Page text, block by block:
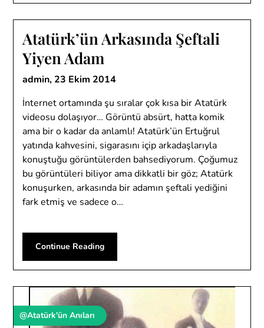
Atatürk’ün Arkasında Şeftali
Yiyen Adam
admin, 23 Ekim 2014
İnternet ortamında şu sıralar çok kısa bir Atatürk
videosu dolaşıyor… Görüntü absürt, hatta komik
ama bir o kadar da anlamlı! Atatürk’ün Ertuğrul
yatında kahvesini, sigarasını içip arkadaşlarıyla
konuştuğu görüntülerden bahsediyorum. Çoğumuz
bu görüntüleri biliyor ama dikkatli bir göz; Atatürk
konuşurken, arkasında bir adamın şeftali yediğini
fark etmiş ve sadece o…
Continue Reading
@Atatürk'ün Anıları